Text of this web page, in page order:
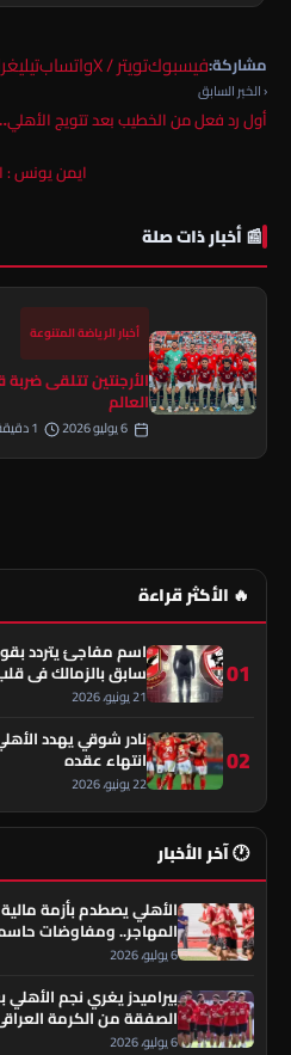
مشاركة:فيسبوكتويتر / X واتساب
‹ الخبر السابق
أول رد فعل من الخطيب بعد تتويج
ايمن يونس :
📰 أخبار ذات صلة
أخبار الرياضة المتنوعة
الأرجنتين تتلقى
العالم
🔥 الأكثر قراءة
01
اسم مفاجئ يتردد
سابق بالزمالك في
21 يونيو، 2026
02
نادر شوقي يهدد
انتهاء عقده
22 يونيو، 2026
🕐 آخر الأخبار
الأهلي يصطدم بأزمة
المهاجر.. ومفاوضات
6 يوليو، 2026
بيراميدز يغري نجم
الصفقة من الكرمة
6 يوليو، 2026